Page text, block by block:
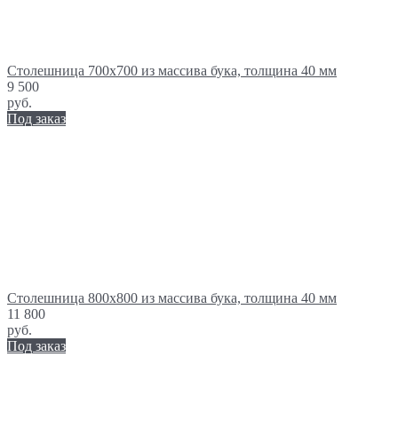
Столешница 700х700 из массива бука, толщина 40 мм
9 500
руб.
Под заказ
Столешница 800х800 из массива бука, толщина 40 мм
11 800
руб.
Под заказ